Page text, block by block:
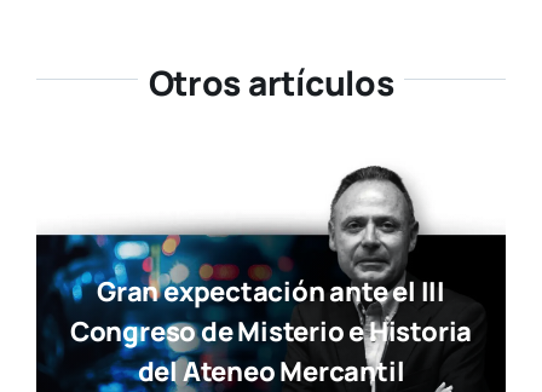
Otros artículos
Gran expectación ante el III
Congreso de Misterio e Historia
del Ateneo Mercantil